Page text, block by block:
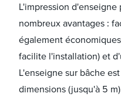
L'impression
nombreux avantages :
également
facilite l'installation) et
L'enseigne sur bâche
dimensions (jusqu'à 5